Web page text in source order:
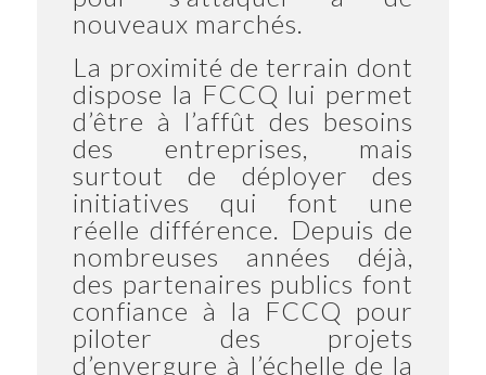
nouveaux marchés.
La proximité de terrain dont
dispose la FCCQ lui permet
d’être à l’affût des besoins
des entreprises, mais
surtout de déployer des
initiatives qui font une
réelle différence. Depuis de
nombreuses années déjà,
des partenaires publics font
confiance à la FCCQ pour
piloter des projets
d’envergure à l’échelle de la